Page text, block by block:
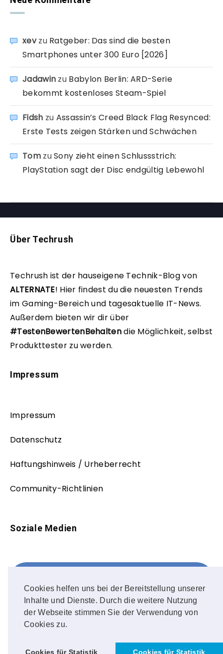
Cookies helfen uns bei der Bereitstellung unserer
Inhalte und Dienste. Durch die weitere Nutzung
der Webseite stimmen Sie der Verwendung von
Cookies zu.
Cookies für Statistik Cookies für Statistik
xevzu Ratgeber: Das sind die besten
Smartphones unter 300 Euro [2026]
Jadawin zu Babylon Berlin: ARD-Serie
bekommt kostenloses Steam-Spiel
Fidsh zu Assassin’s Creed Black Flag Resynced:
Erste Tests zeigen Stärken und Schwächen
TomzuSony zieht einen Schlussstrich:
PlayStation sagt der Disc endgültig Lebewohl
Über Techrush
Techrush ist der hauseigene Technik-Blog von
ALTERNATE! Hier findest du die neuesten Trends
im Gaming-Bereich und tagesaktuelle IT-News.
Außerdem bieten wir dir über
#TestenBewertenBehaltendie Möglichkeit, selbst
Produkttester zu werden.
Impressum
Impressum
Datenschutz
Haftungshinweis / Urheberrecht
Community-Richtlinien
Soziale Medien
FOLLOW ME!
Instagram
OUR PHOTOS!